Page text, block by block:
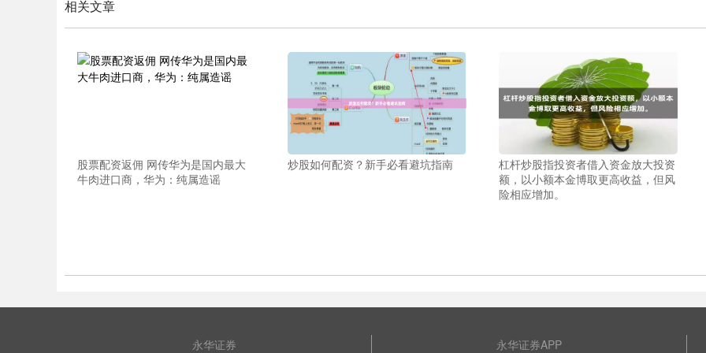
相关文章
股票配资返佣 网传华为是国内最大
牛肉进口商，华为：纯属造谣
炒股如何配资？新手必看避坑指南
杠杆炒股指投资者借入资金放大投资
额，以小额本金博取更高收益，但风
险相应增加。
永华证券 永华证券APP